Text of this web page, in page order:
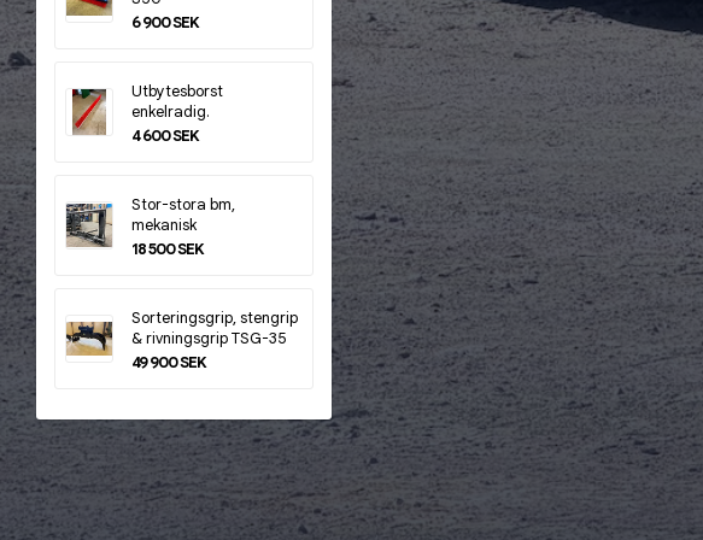
6 900 SEK
Utbytesborst
enkelradig.
4 600 SEK
Stor-stora bm,
mekanisk
18 500 SEK
Sorteringsgrip, stengrip
& rivningsgrip TSG-35
49 900 SEK